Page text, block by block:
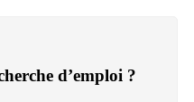
d’emploi ?